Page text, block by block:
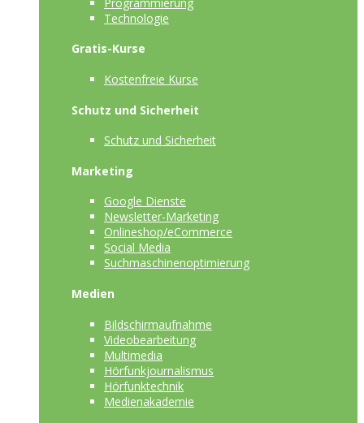
Technologie
Gratis-Kurse
Kostenfreie Kurse
Schutz und Sicherheit
Schutz und Sicherheit
Marketing
Google Dienste
Newsletter-Marketing
Onlineshop/eCommerce
Social Media
Suchmaschinenoptimierung
Medien
Bildschirmaufnahme
Videobearbeitung
Multimedia
Hörfunkjournalismus
Hörfunktechnik
Medienakademie